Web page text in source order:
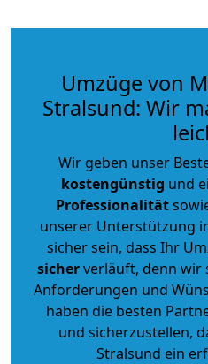
Umzüge von
Stralsund: Wir
Wir geben unser
kostengünstig und
Professionalität
unserer Unterstützung
sicher sein, dass Ihr
sicherverläuft, denn wir
Anforderungen und
haben die besten
und sicherzustellen,
Stralsund ein